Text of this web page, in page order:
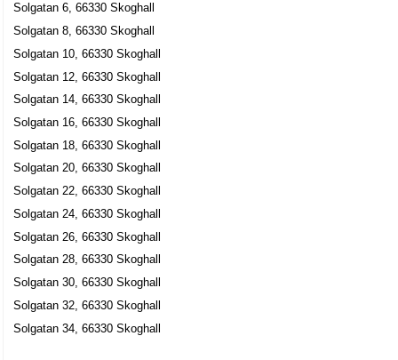
Solgatan 6, 66330 Skoghall
Solgatan 8, 66330 Skoghall
Solgatan 10, 66330 Skoghall
Solgatan 12, 66330 Skoghall
Solgatan 14, 66330 Skoghall
Solgatan 16, 66330 Skoghall
Solgatan 18, 66330 Skoghall
Solgatan 20, 66330 Skoghall
Solgatan 22, 66330 Skoghall
Solgatan 24, 66330 Skoghall
Solgatan 26, 66330 Skoghall
Solgatan 28, 66330 Skoghall
Solgatan 30, 66330 Skoghall
Solgatan 32, 66330 Skoghall
Solgatan 34, 66330 Skoghall